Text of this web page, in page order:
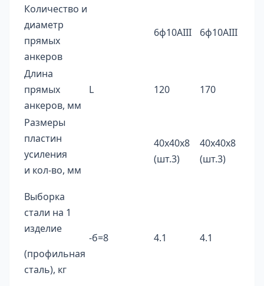
Количество и
диаметр
прямых
анкеров
6ф10AIII 6ф10AIII
Длина
прямых
анкеров, мм
L 120 170
Размеры
пластин
усиления
и кол-во, мм
40х40х8
(шт.3)
40х40х8
(шт.3)
Выборка
стали на 1
изделие
(профильная
сталь), кг
-б=8 4.1 4.1